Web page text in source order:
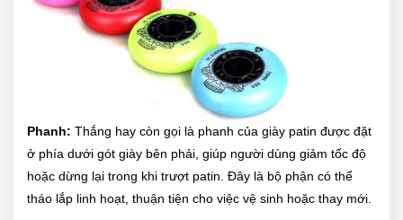
Phanh​: Thắng hay còn gọi là phanh của giày patin được đặt
ở phía dưới gót giày bên phải, giúp người dùng giảm tốc độ
hoặc dừng lại trong khi trượt patin. Đây là bộ phận có thể
tháo lắp linh hoạt, thuận tiện cho việc vệ sinh hoặc thay mới.